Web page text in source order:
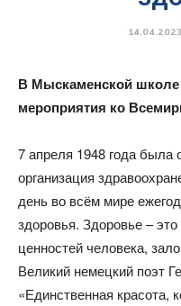
14.04.2023
В Мыскаменской
мероприятия ко
7 апреля 1948 года была
организация
день во всём мире
здоровья. Здоровье –
ценностей человека,
Великий немецкий поэт
«Единственная красота,